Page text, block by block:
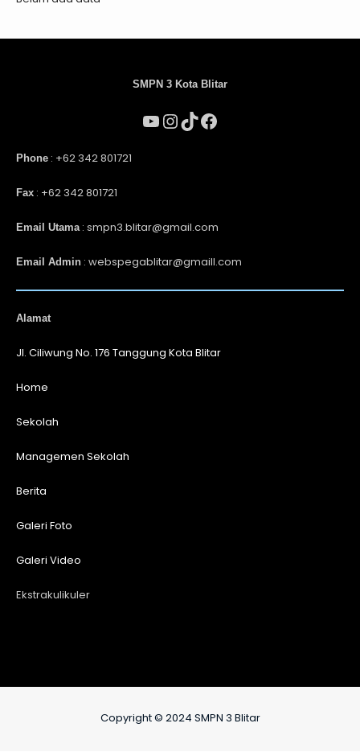
SMPN 3 Kota Blitar
Phone : +62 342 801721
Fax : +62 342 801721
Email Utama: smpn3.blitar@gmail.com
Email Admin : webspegablitar@gmaill.com
Alamat
Jl. Ciliwung No. 176 Tanggung Kota Blitar
Home
Sekolah
Managemen Sekolah
Berita
Galeri Foto
Galeri Video
Ekstrakulikuler
Copyright © 2024 SMPN 3 Blitar